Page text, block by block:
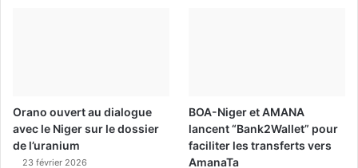
Orano ouvert au dialogue
avec le Niger sur le dossier
de l’uranium
23 février 2026
BOA-Niger et AMANA
lancent “Bank2Wallet” pour
faciliter les transferts vers
AmanaTa